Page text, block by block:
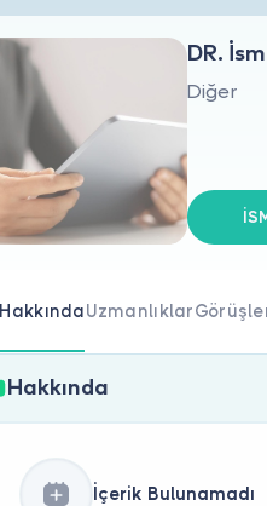
DR.
Diğer
HakkındaUzmanlıklar
Hakkında
İçerik Bulunamadı